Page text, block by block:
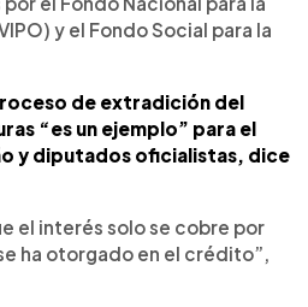
y el Fondo Social para la
Proceso de extradición del
“es un ejemplo” para el
y diputados oficialistas, dice
el interés solo se cobre por
ha otorgado en el crédito”,